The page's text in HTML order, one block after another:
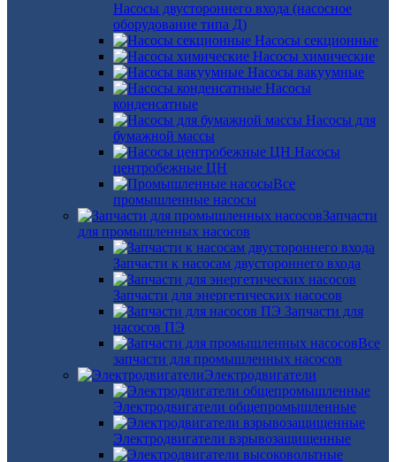
Насосы двустороннего входа (насосное
оборудование типа Д)
Насосы секционные
Насосы химические
Насосы вакуумные
Насосы
конденсатные
Насосы для
бумажной массы
Насосы
центробежные ЦН
Все
промышленные насосы
Запчасти
для промышленных насосов
Запчасти к насосам двустороннего входа
Запчасти для энергетических насосов
Запчасти для
насосов ПЭ
Все
запчасти для промышленных насосов
Электродвигатели
Электродвигатели общепромышленные
Электродвигатели взрывозащищенные